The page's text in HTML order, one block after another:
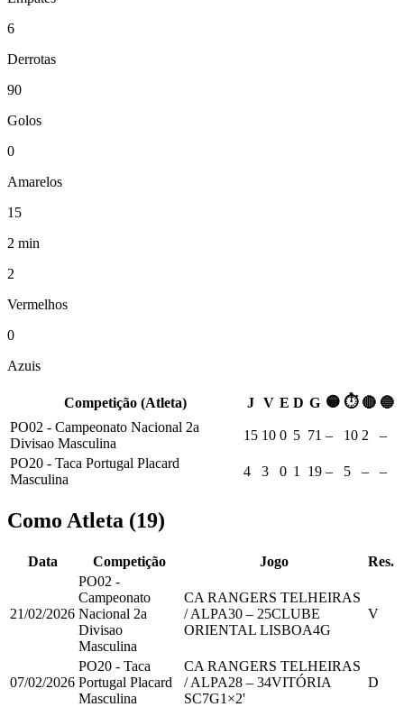
6
Derrotas
90
Golos
0
Amarelos
15
2 min
2
Vermelhos
0
Azuis
Competição (Atleta) J V E D G 🟡 ⏱ 🔴 🔵
PO02 - Campeonato Nacional 2a
Divisao Masculina
15 10 0 5 71 – 10 2
–
PO20 - Taca Portugal Placard
Masculina
4 3 0 1 19 – 5 – –
Como Atleta (19)
Data Competição Jogo Res.
21/02/2026
PO02 -
Campeonato
Nacional 2a
Divisao
Masculina
CA RANGERS TELHEIRAS
/ ALPA30 – 25CLUBE
ORIENTAL LISBOA4G
V
07/02/2026
PO20 - Taca
Portugal Placard
Masculina
CA RANGERS TELHEIRAS
/ ALPA28 – 34VITÓRIA
SC7G1 ×2'
D